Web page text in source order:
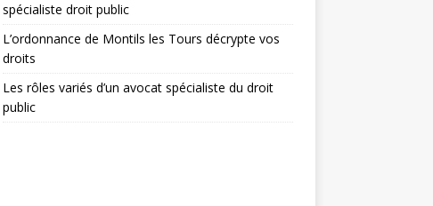
spécialiste droit public
L’ordonnance de Montils les Tours décrypte vos
droits
Les rôles variés d’un avocat spécialiste du droit
public